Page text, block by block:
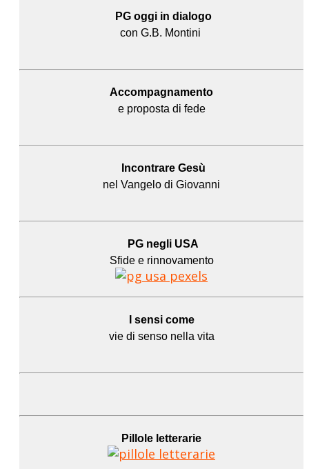
PG oggi in dialogo
con G.B. Montini
Accompagnamento
e proposta di fede
Incontrare Gesù
nel Vangelo di Giovanni
PG negli USA
Sfide e rinnovamento
I sensi come
vie di senso nella vita
Pillole letterarie